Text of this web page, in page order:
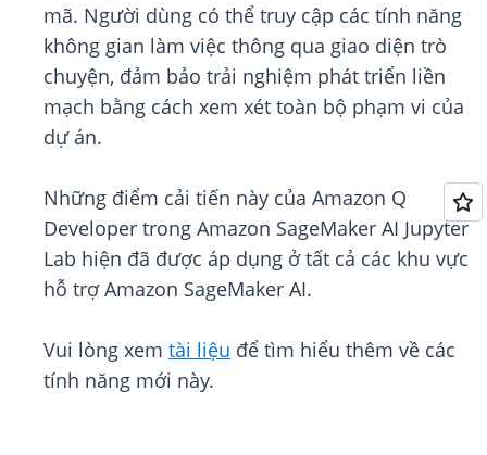
mã. Người dùng có thể truy cập các tính năng
không gian làm việc thông qua giao diện trò
chuyện, đảm bảo trải nghiệm phát triển liền
mạch bằng cách xem xét toàn bộ phạm vi của
dự án.
Những điểm cải tiến này của Amazon Q
Developer trong Amazon SageMaker AI Jupyter
Lab hiện đã được áp dụng ở tất cả các khu vực
hỗ trợ Amazon SageMaker AI.
Vui lòng xem tài liệu để tìm hiểu thêm về các
tính năng mới này.